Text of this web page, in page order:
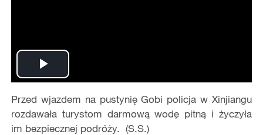
Play
Video
Przed wjazdem na pustynię Gobi policja w Xinjiangu
rozdawała turystom darmową wodę pitną i życzyła
im bezpiecznej podróży. (S.S.)